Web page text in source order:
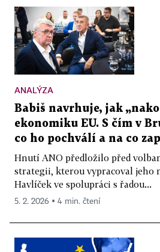
ANALÝZA
Babiš navrhuje, jak
ekonomiku EU. S čím v
co ho pochválí a na co
Hnutí ANO předložilo před
strategii, kterou vypracoval jeho
Havlíček ve spolupráci s řadou...
5. 2. 2026 ▪ 4 min. čtení